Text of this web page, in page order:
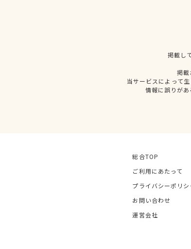
掲載し
掲
当サービスによって
情報に誤りが
総合TOP
ご利用にあたって
プライバシーポリシ
お問い合わせ
運営会社